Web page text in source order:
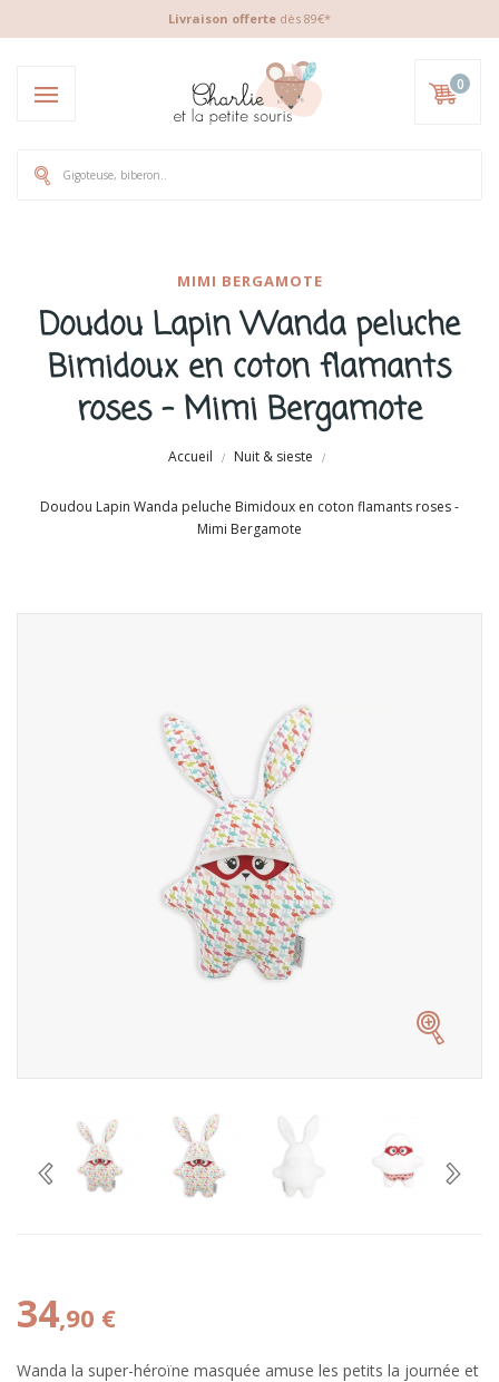
Livraison offerte dès 89€*
0
MIMI BERGAMOTE
Doudou Lapin Wanda peluche
Bimidoux en coton flamants
roses - Mimi Bergamote
Accueil Nuit & sieste
Doudou Lapin Wanda peluche Bimidoux en coton flamants roses -
Mimi Bergamote
34,90 €
Wanda la super-héroïne masquée amuse les petits la journée et